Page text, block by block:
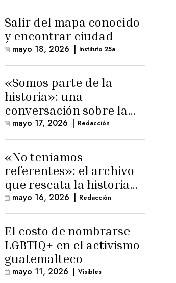
Salir del mapa conocido
y encontrar ciudad
mayo 18, 2026 | Instituto 25a
«Somos parte de la
historia»: una
conversación sobre la
memoria trans
masculina
mayo 17, 2026 | Redacción
«No teníamos
referentes»: el archivo
que rescata la historia
trans masculina en
Latinoamérica
mayo 16, 2026 | Redacción
El costo de nombrarse
LGBTIQ+ en el activismo
guatemalteco
mayo 11, 2026 | Visibles